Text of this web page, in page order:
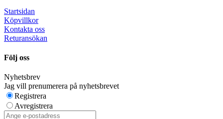
Startsidan
Köpvillkor
Kontakta oss
Returansökan
Följ oss
Nyhetsbrev
Jag vill prenumerera på nyhetsbrevet
Registrera
Avregistrera